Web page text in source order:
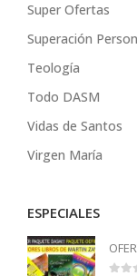
Super Ofertas
Superación
Teología
Todo DASM
Vidas de Santos
Virgen María
ESPECIALES